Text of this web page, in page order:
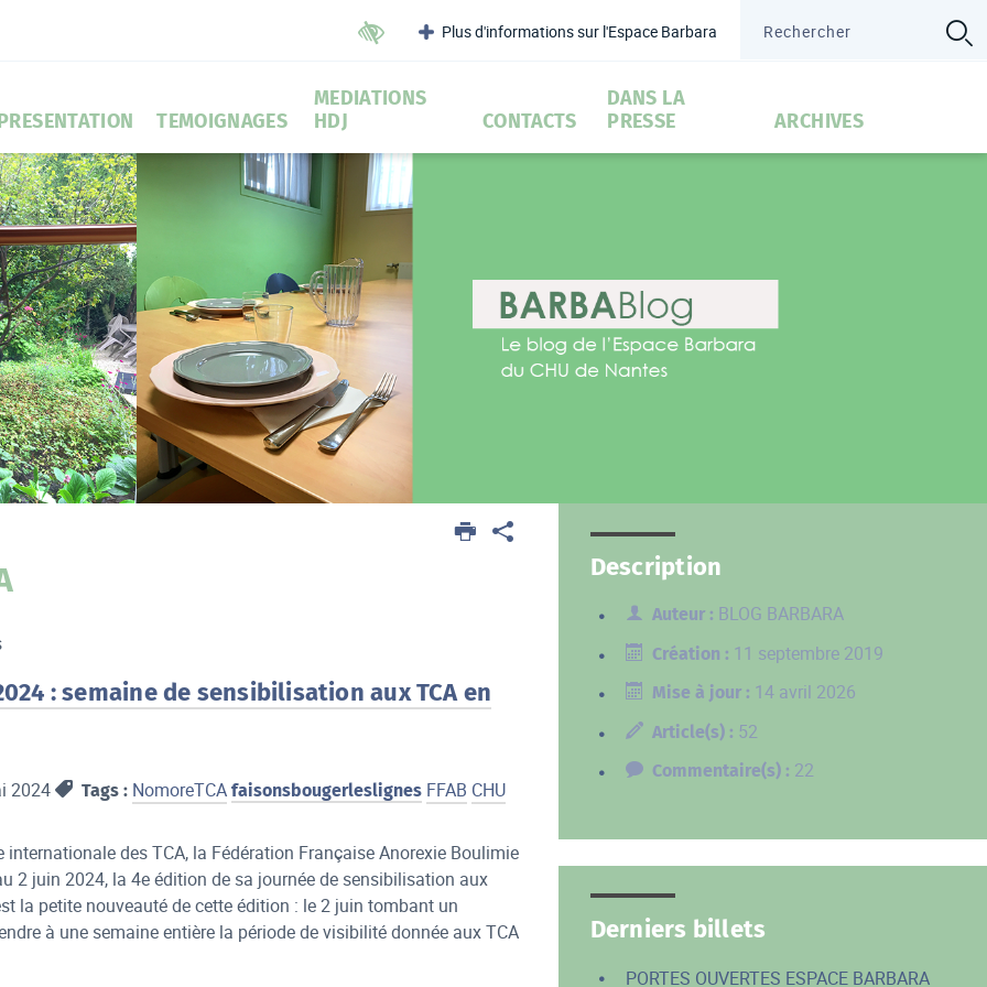
Outils d'accessibilitéPlus d'informations sur l'Espace Barbara
TEMOIGNAGES
MEDIATIONS
HDJ
CONTACTS
DANS LA
PRESSE
ARCHIVES
: semaine de sensibilisation aux TCA en
2024 Tags : NomoreTCA faisonsbougerleslignes FFAB CHU
des TCA, la Fédération Française Anorexie Boulimie
2 juin 2024, la 4e édition de sa journée de sensibilisation aux
la petite nouveauté de cette édition : le 2 juin tombant un
à une semaine entière la période de visibilité donnée aux TCA
Description
Auteur : BLOG BARBARA
Création : 11 septembre 2019
Mise à jour : 14 avril 2026
Article(s) : 52
Commentaire(s) : 22
Derniers billets
PORTES OUVERTES ESPACE BARBARA